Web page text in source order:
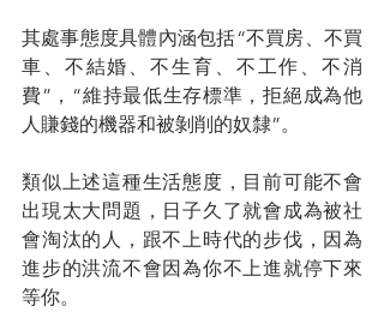
其處事態度具體內涵包括“不買房、不買
車、不結婚、不生育、不工作、不消
費”，“維持最低生存標準，拒絕成為他
人賺錢的機器和被剝削的奴隸”。
類似上述這種生活態度，目前可能不會
出現太大問題，日子久了就會成為被社
會淘汰的人，跟不上時代的步伐，因為
進步的洪流不會因為你不上進就停下來
等你。